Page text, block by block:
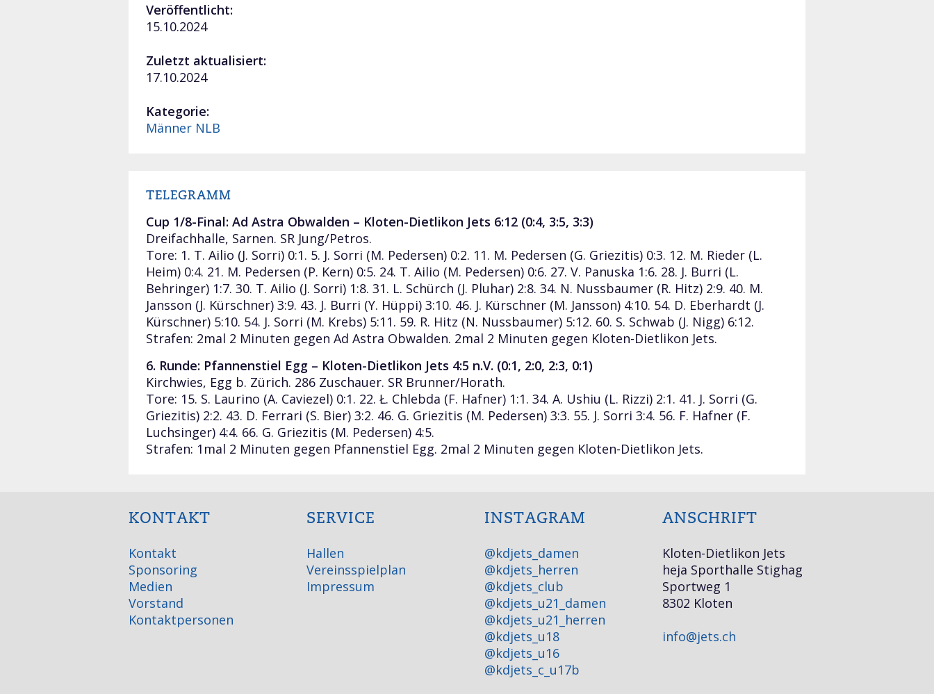
Veröffentlicht:
15.10.2024
Zuletzt aktualisiert:
17.10.2024
Kategorie:
Männer NLB
TELEGRAMM
Cup 1/8-Final: Ad Astra Obwalden – Kloten-Dietlikon Jets 6:12 (0:4, 3:5, 3:3)
Dreifachhalle, Sarnen. SR Jung/Petros.
Tore: 1. T. Ailio (J. Sorri) 0:1. 5. J. Sorri (M. Pedersen) 0:2. 11. M. Pedersen (G. Griezitis) 0:3. 12. M. Rieder (L.
Heim) 0:4. 21. M. Pedersen (P. Kern) 0:5. 24. T. Ailio (M. Pedersen) 0:6. 27. V. Panuska 1:6. 28. J. Burri (L.
Behringer) 1:7. 30. T. Ailio (J. Sorri) 1:8. 31. L. Schürch (J. Pluhar) 2:8. 34. N. Nussbaumer (R. Hitz) 2:9. 40. M.
Jansson (J. Kürschner) 3:9. 43. J. Burri (Y. Hüppi) 3:10. 46. J. Kürschner (M. Jansson) 4:10. 54. D. Eberhardt (J.
Kürschner) 5:10. 54. J. Sorri (M. Krebs) 5:11. 59. R. Hitz (N. Nussbaumer) 5:12. 60. S. Schwab (J. Nigg) 6:12.
Strafen: 2mal 2 Minuten gegen Ad Astra Obwalden. 2mal 2 Minuten gegen Kloten-Dietlikon Jets.
6. Runde: Pfannenstiel Egg – Kloten-Dietlikon Jets 4:5 n.V. (0:1, 2:0, 2:3, 0:1)
Kirchwies, Egg b. Zürich. 286 Zuschauer. SR Brunner/Horath.
Tore: 15. S. Laurino (A. Caviezel) 0:1. 22. Ł. Chlebda (F. Hafner) 1:1. 34. A. Ushiu (L. Rizzi) 2:1. 41. J. Sorri (G.
Griezitis) 2:2. 43. D. Ferrari (S. Bier) 3:2. 46. G. Griezitis (M. Pedersen) 3:3. 55. J. Sorri 3:4. 56. F. Hafner (F.
Luchsinger) 4:4. 66. G. Griezitis (M. Pedersen) 4:5.
Strafen: 1mal 2 Minuten gegen Pfannenstiel Egg. 2mal 2 Minuten gegen Kloten-Dietlikon Jets.
KONTAKT
Kontakt
Sponsoring
Medien
Vorstand
Kontaktpersonen
SERVICE
Hallen
Vereinsspielplan
Impressum
INSTAGRAM
@kdjets_damen
@kdjets_herren
@kdjets_club
@kdjets_u21_damen
@kdjets_u21_herren
@kdjets_u18
@kdjets_u16
@kdjets_c_u17b
ANSCHRIFT
Kloten-Dietlikon Jets
heja Sporthalle Stighag
Sportweg 1
8302 Kloten
info@jets.ch